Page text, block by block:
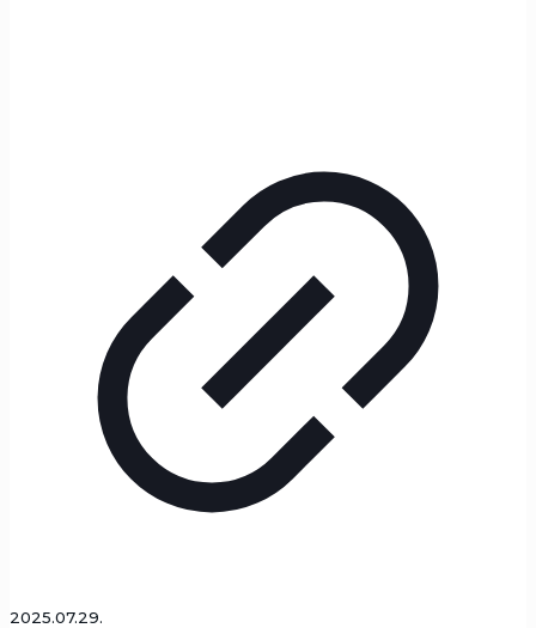
2025.07.29.